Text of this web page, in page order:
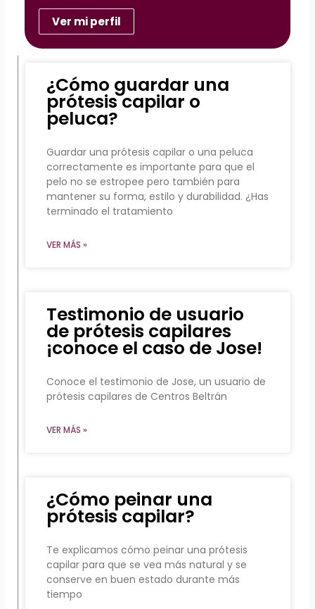
Ver mi perfil
¿Cómo guardar una
prótesis capilar o
peluca?
Guardar una prótesis capilar o una peluca
correctamente es importante para que el
pelo no se estropee pero también para
mantener su forma, estilo y durabilidad. ¿Has
terminado el tratamiento
VER MÁS »
Testimonio de usuario
de prótesis capilares
¡conoce el caso de Jose!
Conoce el testimonio de Jose, un usuario de
prótesis capilares de Centros Beltrán
VER MÁS »
¿Cómo peinar una
prótesis capilar?
Te explicamos cómo peinar una prótesis
capilar para que se vea más natural y se
conserve en buen estado durante más
tiempo